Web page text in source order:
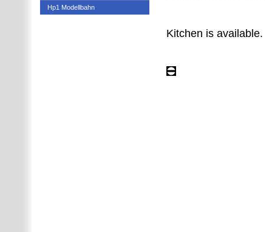
Kitchen is available.
Hp1 Modellbahn